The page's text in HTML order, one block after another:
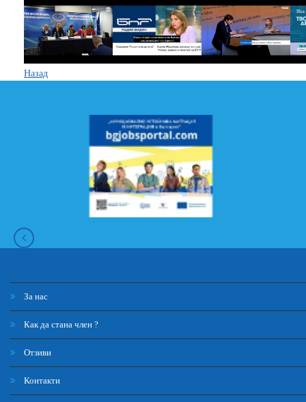
Назад
За нас
Как да стана член ?
Отзиви
Контакти